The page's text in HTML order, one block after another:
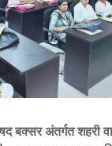
बक्सर अंतर्गत शहरी